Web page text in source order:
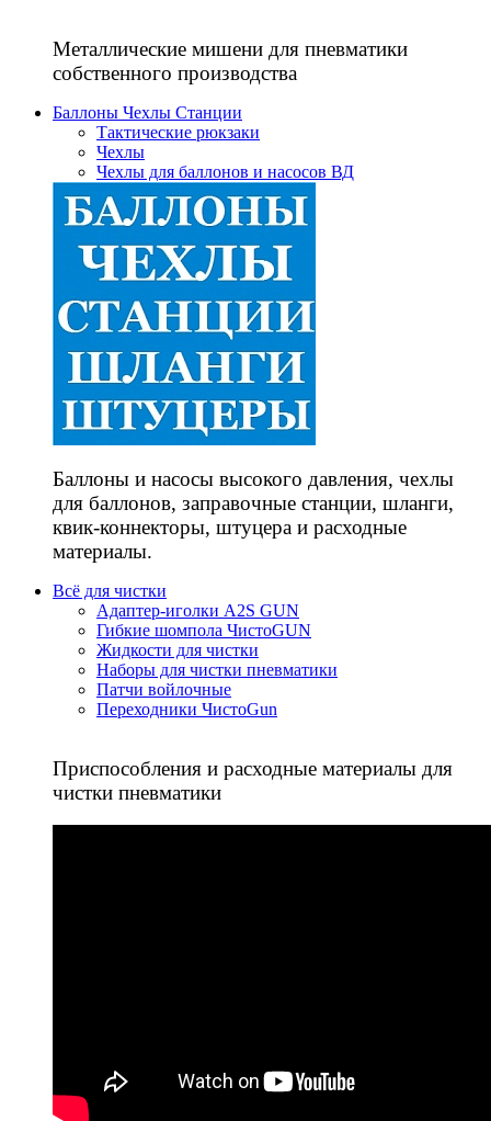
Металлические мишени для пневматики
собственного производства
Баллоны Чехлы Станции
Тактические рюкзаки
Чехлы
Чехлы для баллонов и насосов ВД
Баллоны и насосы высокого давления, чехлы
для баллонов, заправочные станции, шланги,
квик-коннекторы, штуцера и расходные
материалы.
Всё для чистки
Адаптер-иголки A2S GUN
Гибкие шомпола ЧистоGUN
Жидкости для чистки
Наборы для чистки пневматики
Патчи войлочные
Переходники ЧистоGun
Приспособления и расходные материалы для
чистки пневматики